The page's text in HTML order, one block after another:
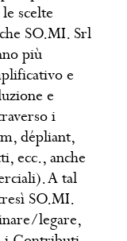
scelte
SO.MI. Srl
più
e
e
i
dépliant,
ecc., anche
A tal
SO.MI.
legare,